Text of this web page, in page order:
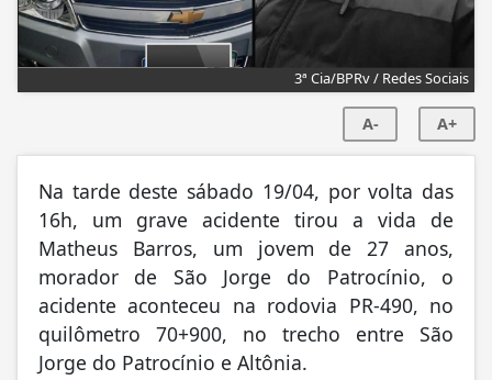
3ª Cia/BPRv / Redes Sociais
A- A+
Na tarde deste sábado 19/04, por volta das
16h, um grave acidente tirou a vida de
Matheus Barros, um jovem de 27 anos,
morador de São Jorge do Patrocínio, o
acidente aconteceu na rodovia PR-490, no
quilômetro 70+900, no trecho entre São
Jorge do Patrocínio e Altônia.